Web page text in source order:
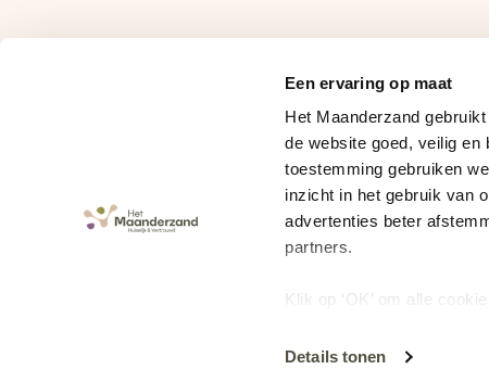
Een ervaring op maat
Het Maanderzand
de website goed, veilig en
toestemming gebruiken
inzicht in het gebruik van
advertenties beter
partners.
Klik op ‘OK’ om alle
keuze op ieder moment
Details tonen
BTW B99366532837
© Stichting Het Maanderzand - Alle rechten voorbehouden